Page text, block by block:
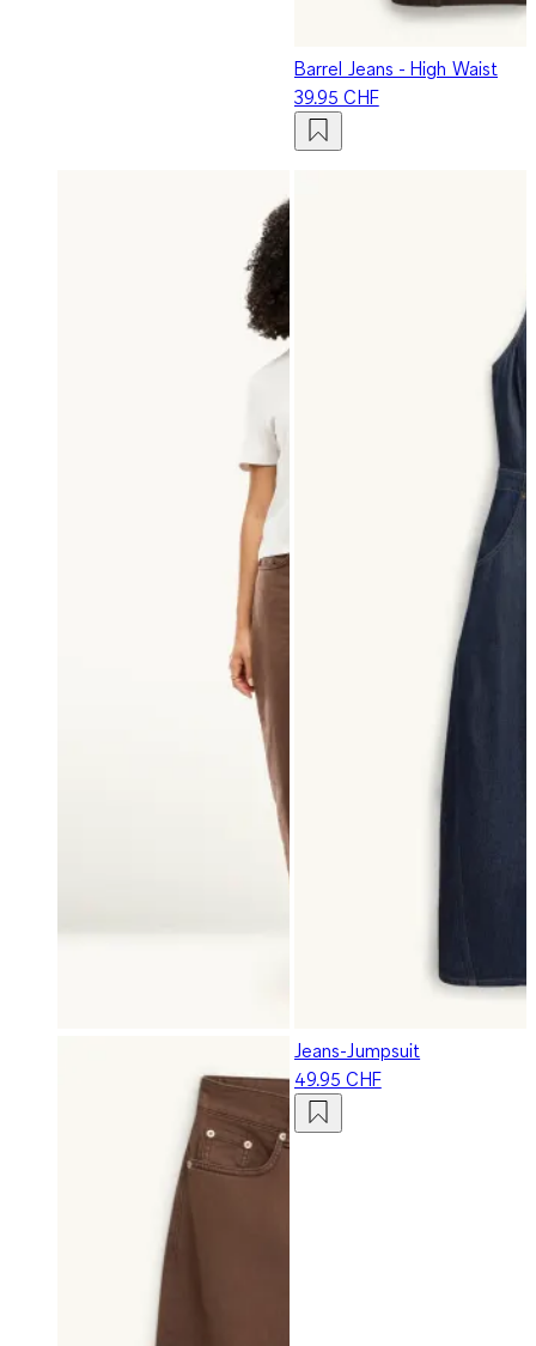
Barrel Jeans - High Waist
39.95 CHF
Jeans-Jumpsuit
49.95 CHF